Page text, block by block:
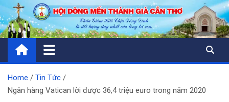
Skip
to
content
Home
Tin Tức
Ngân hàng Vatican lời được 36,4 triệu euro trong năm 2020